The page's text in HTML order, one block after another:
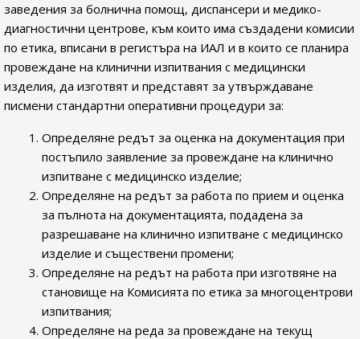
заведения за болнична помощ, диспансери и медико-
диагностични центрове, към които има създадени комисии
по етика, вписани в регистъра на ИАЛ и в които се планира
провеждане на клинични изпитвания с медицински
изделия, да изготвят и представят за утвърждаване
писмени стандартни оперативни процедури за:
Определяне редът за оценка на документация при
постъпило заявление за провеждане на клинично
изпитване с медицинско изделие;
Определяне на редът за работа по прием и оценка
за пълнота на документацията, подадена за
разрешаване на клинично изпитване с медицинско
изделие и същeствени промени;
Определяне на редът на работа при изготвяне на
становище на Комисията по етика за многоцентрови
изпитвания;
Определяне на реда за провеждане на текущ